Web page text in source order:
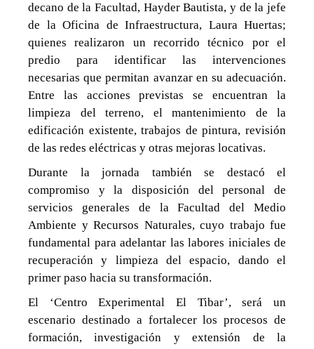
decano de la Facultad, Hayder Bautista, y de la jefe
de la Oficina de Infraestructura, Laura Huertas;
quienes realizaron un recorrido técnico por el
predio para identificar las intervenciones
necesarias que permitan avanzar en su adecuación.
Entre las acciones previstas se encuentran la
limpieza del terreno, el mantenimiento de la
edificación existente, trabajos de pintura, revisión
de las redes eléctricas y otras mejoras locativas.
Durante la jornada también se destacó el
compromiso y la disposición del personal de
servicios generales de la Facultad del Medio
Ambiente y Recursos Naturales, cuyo trabajo fue
fundamental para adelantar las labores iniciales de
recuperación y limpieza del espacio, dando el
primer paso hacia su transformación.
El ‘Centro Experimental El Tibar’, será un
escenario destinado a fortalecer los procesos de
formación, investigación y extensión de la